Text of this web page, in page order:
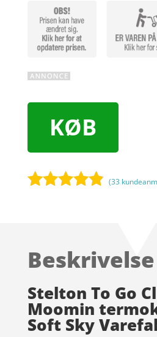
KØB
kundebedø
(33
Beskrivelse
Stelton To Go
Moomin
Soft Sky